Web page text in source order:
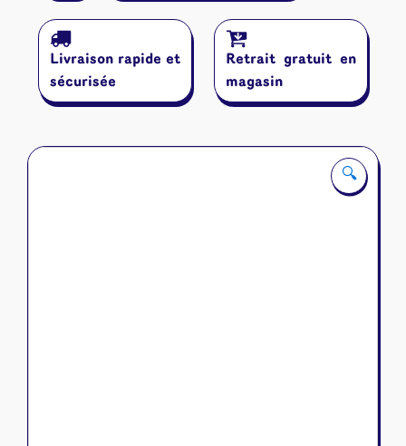
🔍
:
Boutons
Bestioles
Livraison rapide et
sécurisée
Retrait gratuit en
magasin